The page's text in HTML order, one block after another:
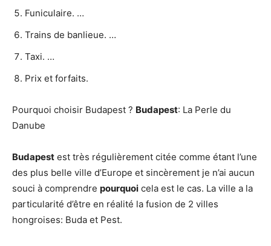
Funiculaire. …
Trains de banlieue. …
Taxi. …
Prix et forfaits.
Pourquoi choisir Budapest ? Budapest: La Perle du
Danube
Budapest est très régulièrement citée comme étant l’une
des plus belle ville d’Europe et sincèrement je n’ai aucun
souci à comprendre pourquoi cela est le cas. La ville a la
particularité d’être en réalité la fusion de 2 villes
hongroises: Buda et Pest.